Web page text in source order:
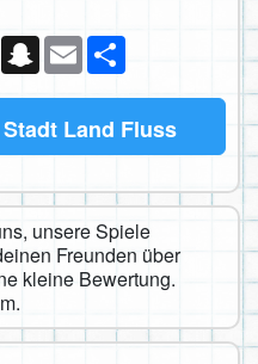
TeamsSnapchat
Email
Stadt Land Fluss
unsere Spiele
Freunden über
kleine Bewertung.